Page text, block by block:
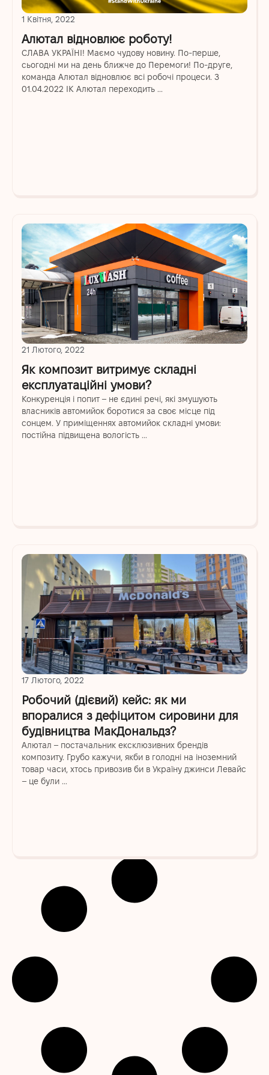
1 Квітня, 2022
Алютал відновлює роботу!
СЛАВА УКРАЇНІ! Маємо чудову новину. По-перше,
сьогодні ми на день ближче до Перемоги! По-друге,
команда Алютал відновлює всі робочі процеси. З
01.04.2022 ІК Алютал переходить ...
21 Лютого, 2022
Як композит витримує складні
експлуатаційні умови?
Конкуренція і попит – не єдині речі, які змушують
власників автомийок боротися за своє місце під
сонцем. У приміщеннях автомийок складні умови:
постійна підвищена вологість ...
17 Лютого, 2022
Робочий (дієвий) кейс: як ми
впоралися з дефіцитом сировини для
будівництва МакДональдз?
Алютал – постачальник ексклюзивних брендів
композиту. Грубо кажучи, якби в голодні на іноземний
товар часи, хтось привозив би в Україну джинси Левайс
– це були ...